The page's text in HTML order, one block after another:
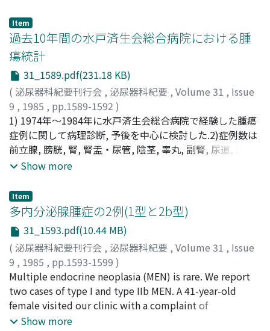
のあった7例中1例で異常値を示した.転移のなかった5例で
は正常であり, リンパ節転移のマーカーとしての有用性に
乏しかった.術前の生検標本におけるgrade, Gleason分類は
いずれも悪性度が高くなるにつれてリンパ節転移をきたす
割合も増加した
Item
過去10年間の水戸済生会総合病院における腫
瘍統計
31_1589.pdf(231.18 KB)
( 泌尿器科紀要刊行会 , 泌尿器科紀要 , Volume 31 , Issue
9 , 1985 , pp.1589-1592 )
諸角, 誠人;坂本, 善郎;小川, 由英;北川, 龍一;和久, 正良;
MOROZUMI, Makoto;SAKAMOTO, Yoshiro;OGAWA,
Yoshihide;KITAGAWA, Ryuichi;WAKU, Masayoshi
1) 1974年～1984年に水戸済生会総合病院で経験した腫瘍
症例に関して病理診断, 予後を中心に検討した.2)症例数は
前立腺, 膀胱, 腎, 腎盂・尿管, 陰茎, 睾丸, 副腎, 尿道, 副睾
丸の順に多くみられ, 陰嚢および精嚢にはみられなかった.
てした.3)腎腫瘍, 腎盂・尿管腫瘍, 膀胱腫瘍, 前立腺癌の実
測生存率を比較したところ, 腎盂・尿管腫瘍と膀胱腫瘍は
類似傾向を認めた.これは病理組織学的に両者とも移行上
皮癌であることに関連していると考えられた.また, 膀胱腫
瘍においてGrade別の実測生存率を比較したが, Grade 2と
Grade 3とでは有意差を認めた.4)前立腺肥大症における
TURと恥骨上式前立腺摘出術とでその摘出重量を比較し
た.TURは平均8.8 g, 恥骨上式前立腺摘出術は平均32.4 gで
あり, この差は術前40 gを越えると予想されたものは恥骨
上式前立腺摘出術をおこなったことによる
Show more
Item
多内分泌腺腫症の2例(1型と2b型)
31_1593.pdf(10.44 MB)
( 泌尿器科紀要刊行会 , 泌尿器科紀要 , Volume 31 , Issue
9 , 1985 , pp.1593-1599 )
江左, 篤宣;杉山, 高秀;朴, 英哲 ;片岡, 喜代徳; 金子, 茂男;
郡, 健二郎 ;栗田, 孝 ;ESA, Atsunobu;SUGIYAMA,
Takahide;PARK, Young Chol;KATAOKA, Kiyonori
KANEKO, Shigeo
Multiple endocrine neoplasia (MEN) is rare. We report
two cases of type I and type IIb MEN. A 41-year-old
female visited our clinic with a complaint of
spontaneous discharge of urinary stones. Right lobe of
Show more